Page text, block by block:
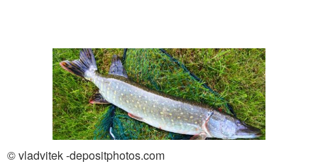
© vladvitek -depositphotos.com